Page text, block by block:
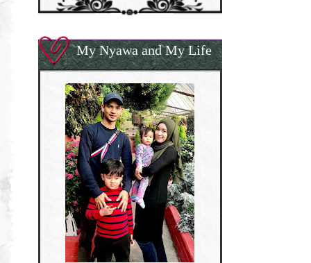
My Nyawa and My Life